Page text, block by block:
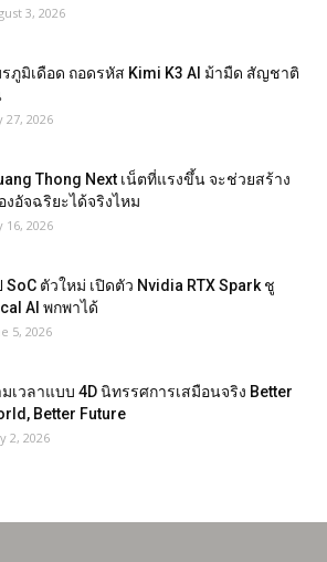
3, 2026
ภูมิเดือด ถอดรหัส Kimi K3 AI ม้ามืด สัญชาติ
27, 2026
Thong Next เน็ตที่แรงขึ้น จะช่วยสร้าง
งอัจฉริยะได้จริงไหม
16, 2026
SoC ตัวใหม่ เปิดตัว Nvidia RTX Spark ชู
AI พกพาได้
5, 2026
เวลาแบบ 4D นิทรรศการเสมือนจริง Better
Better Future
2, 2026